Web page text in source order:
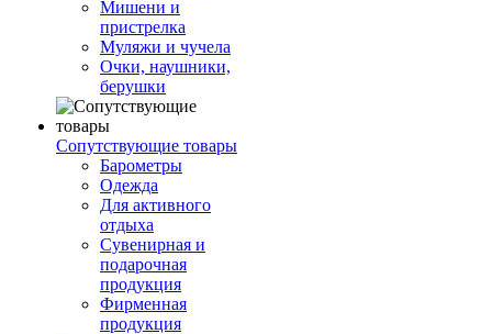
Мишени и
пристрелка
Муляжи и чучела
Очки, наушники,
берушки
Сопутствующие товары
Барометры
Одежда
Для активного
отдыха
Сувенирная и
подарочная
продукция
Фирменная
продукция